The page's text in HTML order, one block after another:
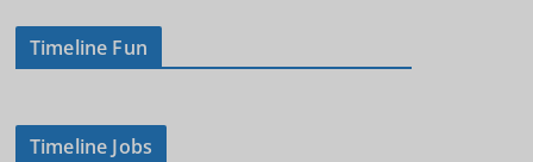
Timeline Fun
Timeline Jobs